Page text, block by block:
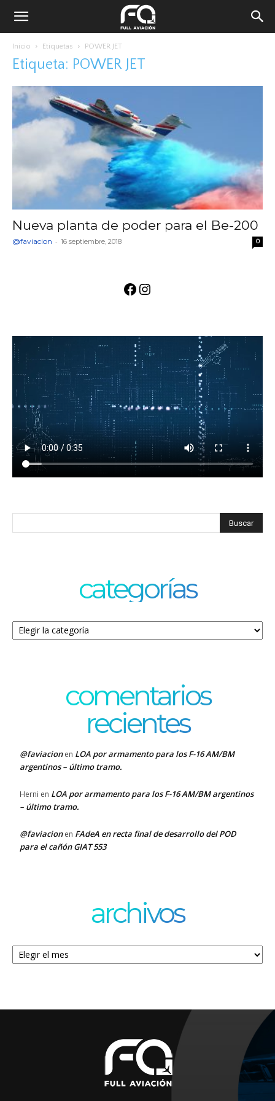
Inicio Etiquetas POWER JET
Etiqueta: POWER JET
Nueva planta de poder para el Be-200
@faviacion - 16 septiembre, 2018 0
Facebook
Instagram
categorías
Categorías
comentarios
recientes
@faviacionen LOA por armamento para los F-16 AM/BM
argentinos – último tramo.
Herni en LOA por armamento para los F-16 AM/BM argentinos
– último tramo.
@faviacionen FAdeA en recta final de desarrollo del POD
para el cañón GIAT 553
archivos
Archivos